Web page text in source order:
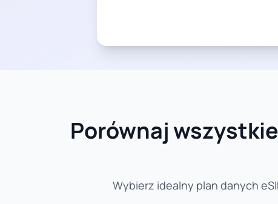
Porównaj
Wybierz idealny plan danych